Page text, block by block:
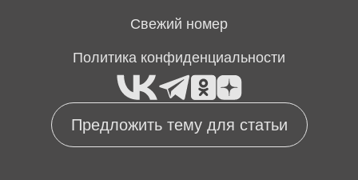
Предложить тему для статьи
Свежий номер
Политика конфиденциальности